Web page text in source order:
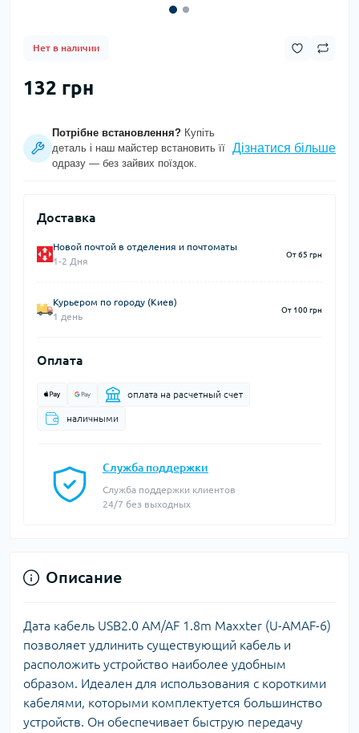
Нет в наличии
132 грн
Потрібне встановлення? Купіть
деталь і наш майстер встановить її
одразу — без зайвих поїздок.
Дізнатися більше
Доставка
Новой почтой в отделения и почтоматы
1-2 Дня
От 65 грн
Курьером по городу (Киев)
1 день
От 100 грн
Оплата
оплата на расчетный счет
наличными
Служба поддержки
Служба поддержки клиентов
24/7 без выходных
Описание
Дата кабель USB2.0 AM/AF 1.8m Maxxter (U-AMAF-6)
позволяет удлинить существующий кабель и
расположить устройство наиболее удобным
образом. Идеален для использования с короткими
кабелями, которыми комплектуется большинство
устройств. Он обеспечивает быструю передачу